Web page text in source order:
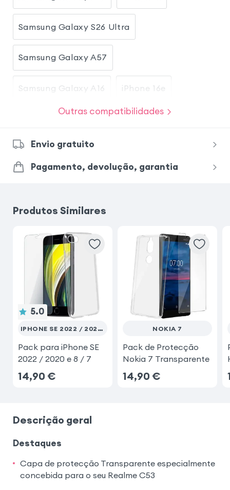
Samsung Galaxy S26 Ultra
Samsung Galaxy A57
Samsung Galaxy A16 iPhone 16e
Samsung Galaxy S24 Ultra
Samsung Galaxy S26
Samsung Galaxy S23 Ultra
Fairphone 6 Xiaomi Redmi Note 15 Pro 5G
Outras compatibilidades
Envio gratuito
Pagamento, devolução, garantia
Produtos Similares
5.0
IPHONE SE 2022 / 2020 E 8 / 7
Pack para iPhone SE
2022 / 2020 e 8 / 7
14,90 €
NOKIA 7
Pack de Protecção
Nokia 7 Transparente
14,90 €
Descrição geral
Destaques
Capa de protecção Transparente especialmente
concebida para o seu Realme C53